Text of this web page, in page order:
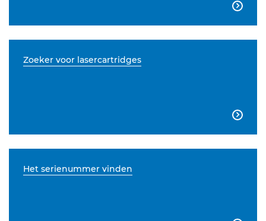

Zoeker voor lasercartridges

Het serienummer vinden